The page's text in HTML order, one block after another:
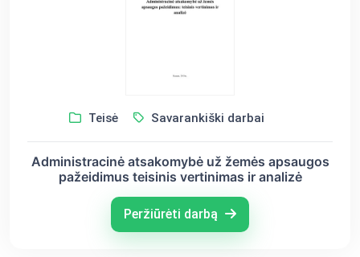
Teisė Savarankiški darbai
Administracinė atsakomybė už žemės apsaugos
pažeidimus teisinis vertinimas ir analizė
Peržiūrėti darbą